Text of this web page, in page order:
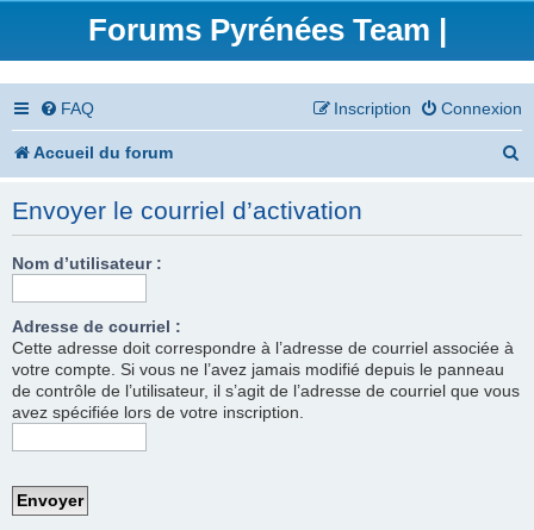
Forums Pyrénées Team |
FAQ Connexion
Inscription
Accueil du forum
Envoyer le courriel d’activation
Nom d’utilisateur :
Adresse de courriel :
Cette adresse doit correspondre à l’adresse de courriel associée à
votre compte. Si vous ne l’avez jamais modifié depuis le panneau
de contrôle de l’utilisateur, il s’agit de l’adresse de courriel que vous
avez spécifiée lors de votre inscription.